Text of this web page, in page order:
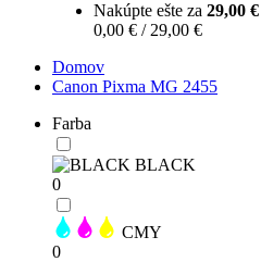
Nakúpte ešte za 29,00 €
0,00 € / 29,00 €
Domov
Canon Pixma MG 2455
Farba
BLACK
0
CMY
0